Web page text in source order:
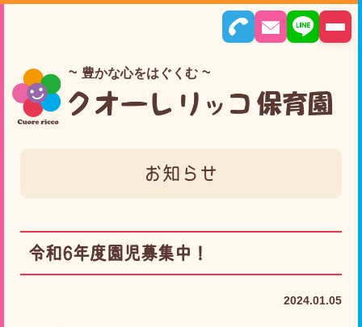
豊かな心をはぐくむ
お知らせ
令和6年度園児募集中！
2024.01.05